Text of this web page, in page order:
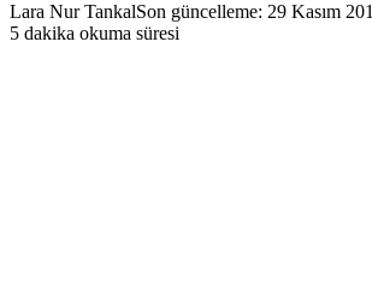
Lara Nur TankalSon güncelleme: 29 Kasım
5 dakika okuma süresi